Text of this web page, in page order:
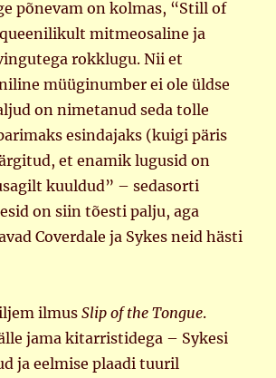
põnevam on kolmas, “Still of
mitmeosaline ja
rokklugu. Nii et
müüginumber ei ole üldse
on nimetanud seda tolle
esindajaks (kuigi päris
et enamik lugusid on
kuuldud” – sedasorti
on siin tõesti palju, aga
Coverdale ja Sykes neid hästi
ilmusSlip of the Tongue.
jama kitarristidega – Sykesi
ja eelmise plaadi tuuril